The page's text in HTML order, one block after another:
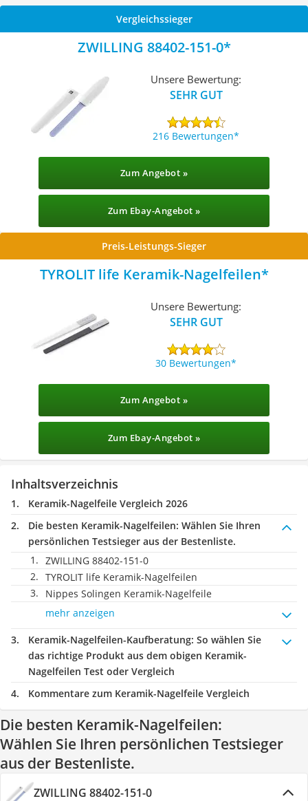
Vergleichssieger
ZWILLING 88402-151-0
Unsere Bewertung:
SEHR GUT
216 Bewertungen
Zum Angebot »
Zum Ebay-Angebot »
Preis-Leistungs-Sieger
TYROLIT life Keramik-Nagelfeilen
Unsere Bewertung:
SEHR GUT
30 Bewertungen
Zum Angebot »
Zum Ebay-Angebot »
Inhaltsverzeichnis
Keramik-Nagelfeile Vergleich 2026
Die besten Keramik-Nagelfeilen: Wählen Sie Ihren
persönlichen Testsieger aus der Bestenliste.
ZWILLING 88402-151-0
TYROLIT life Keramik-Nagelfeilen
Nippes Solingen Keramik-Nagelfeile
mehr anzeigen
Keramik-Nagelfeilen-Kaufberatung: So wählen Sie
das richtige Produkt aus dem obigen Keramik-
Nagelfeilen Test oder Vergleich
Kommentare zum Keramik-Nagelfeile Vergleich
Die besten Keramik-Nagelfeilen:
Wählen Sie Ihren persönlichen Testsieger
aus der Bestenliste.
ZWILLING 88402-151-0